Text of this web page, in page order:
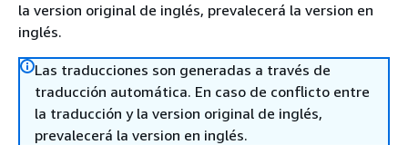
la version original de inglés, prevalecerá la version en
inglés.
Las traducciones son generadas a través de
traducción automática. En caso de conflicto entre
la traducción y la version original de inglés,
prevalecerá la version en inglés.